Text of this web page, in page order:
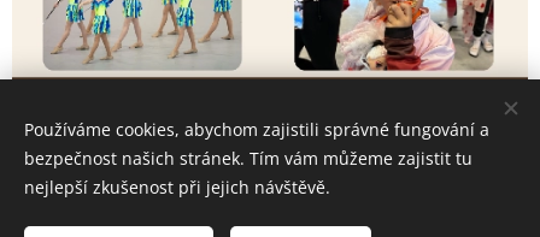
© 2023JES Team, z.s.Všechna práva vyhrazena.
Používáme cookies, abychom zajistili správné fungování a
bezpečnost našich stránek. Tím vám můžeme zajistit tu
nejlepší zkušenost při jejich návštěvě.